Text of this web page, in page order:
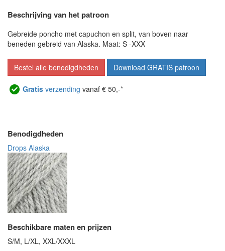
Beschrijving van het patroon
Gebreide poncho met capuchon en split, van boven naar
beneden gebreid van Alaska. Maat: S -XXX
Bestel alle benodigdheden Download GRATIS patroon
Gratis verzending vanaf € 50,-*
Benodigdheden
Drops Alaska
Beschikbare maten en prijzen
S/M, L/XL, XXL/XXXL